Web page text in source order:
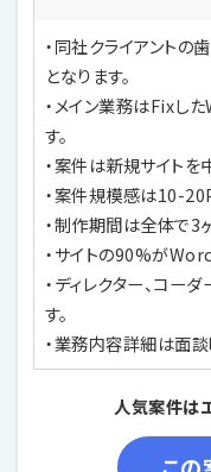
・同社クライアントの
となります。
・メイン業務はFixし
す。
・案件は新規サイトを
・案件規模感は10-
・制作期間は全体で3
・サイトの90%が
・ディレクター、コー
す。
・業務内容詳細は面談
人気案件は